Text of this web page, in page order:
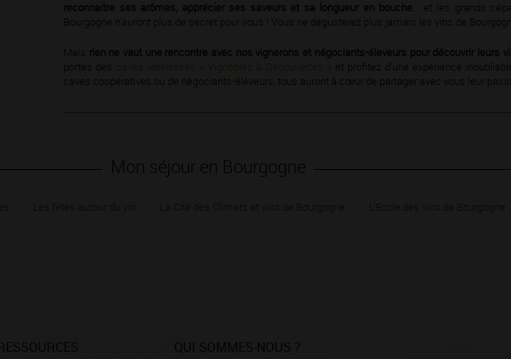
reconnaitre ses arômes, apprécier ses saveurs et sa longueur en bouche … et les grands
Bourgogne n’auront plus de secret pour vous ! Vous ne dégusterez plus jamais les vins de
Mais rien ne vaut une rencontre avec nos vignerons et négociants-éleveurs pour découvrir leurs
portes des
caves labellisées « Vignobles & Découvertes »
et profitez d’une expérience
caves coopératives ou de négociants-éleveurs, tous auront à cœur de partager avec vous leur
Mon séjour en Bourgogne